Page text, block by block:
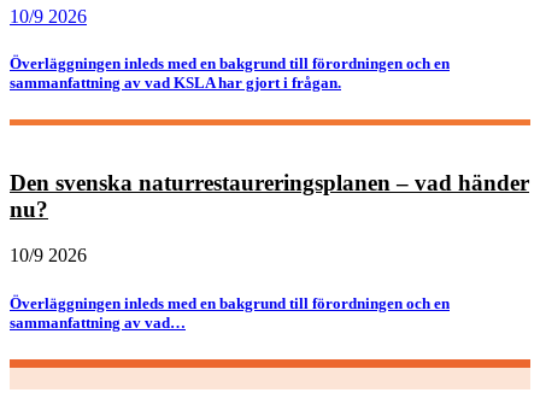
10/9 2026
Överläggningen inleds med en bakgrund till förordningen och en
sammanfattning av vad KSLA har gjort i frågan.
Den svenska naturrestaureringsplanen – vad händer
nu?
10/9 2026
Överläggningen inleds med en bakgrund till förordningen och en
sammanfattning av vad…